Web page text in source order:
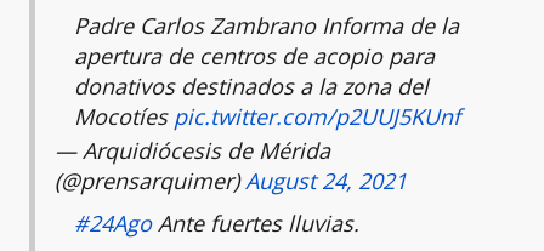
Padre Carlos Zambrano Informa de la
apertura de centros de acopio para
donativos destinados a la zona del
Mocotíes pic.twitter.com/p2UUJ5KUnf
— Arquidiócesis de Mérida
(@prensarquimer)August 24, 2021
#24AgoAnte fuertes lluvias.